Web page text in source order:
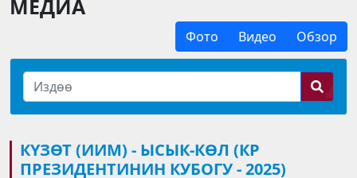
МЕДИА
Фото Видео Обзор
КҮЗӨТ (ИИМ) - ЫСЫК-КӨЛ (КР
ПРЕЗИДЕНТИНИН КУБОГУ - 2025)